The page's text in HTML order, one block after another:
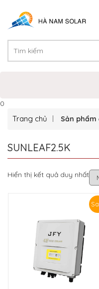
0
Trang chủ Sản phẩm
SUNLEAF2.5K
Hiển thị kết quả duy nhất